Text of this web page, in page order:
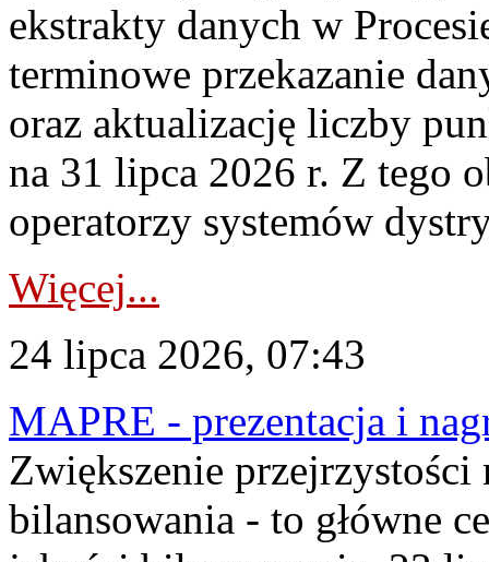
ekstrakty danych w
terminowe przekazanie
oraz aktualizację liczby
na 31 lipca 2026 r. Z tego
operatorzy systemów
Więcej...
24 lipca 2026, 07:43
MAPRE - prezentacja i
Zwiększenie
bilansowania - to główne